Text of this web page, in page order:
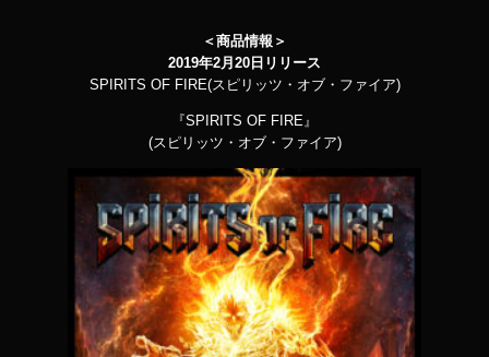
＜商品情報＞
2019年2月20日リリース
SPIRITS OF FIRE(スピリッツ・オブ・ファイア)
『SPIRITS OF FIRE』
(スピリッツ・オブ・ファイア)